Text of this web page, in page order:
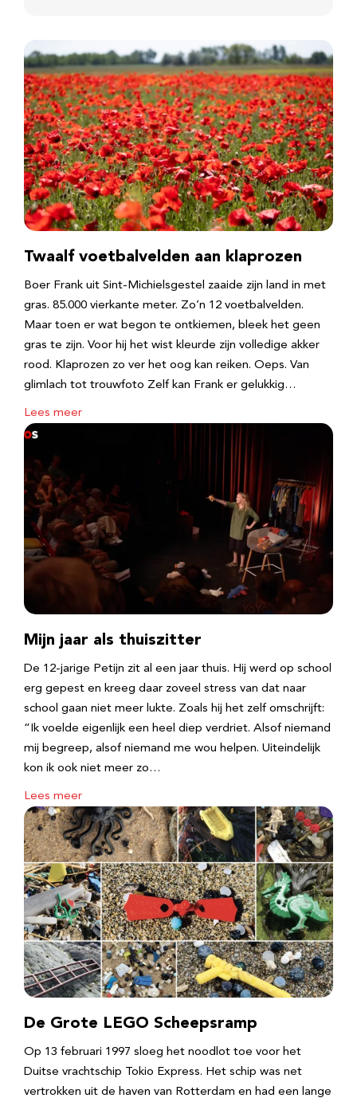
Twaalf voetbalvelden aan klaprozen
Boer Frank uit Sint-Michielsgestel zaaide zijn land in met
gras. 85.000 vierkante meter. Zo’n 12 voetbalvelden.
Maar toen er wat begon te ontkiemen, bleek het geen
gras te zijn. Voor hij het wist kleurde zijn volledige akker
rood. Klaprozen zo ver het oog kan reiken. Oeps. Van
glimlach tot trouwfoto Zelf kan Frank er gelukkig…
Lees meer
Mijn jaar als thuiszitter
De 12-jarige Petijn zit al een jaar thuis. Hij werd op school
erg gepest en kreeg daar zoveel stress van dat naar
school gaan niet meer lukte. Zoals hij het zelf omschrijft:
“Ik voelde eigenlijk een heel diep verdriet. Alsof niemand
mij begreep, alsof niemand me wou helpen. Uiteindelijk
kon ik ook niet meer zo…
Lees meer
De Grote LEGO Scheepsramp
Op 13 februari 1997 sloeg het noodlot toe voor het
Duitse vrachtschip Tokio Express. Het schip was net
vertrokken uit de haven van Rotterdam en had een lange